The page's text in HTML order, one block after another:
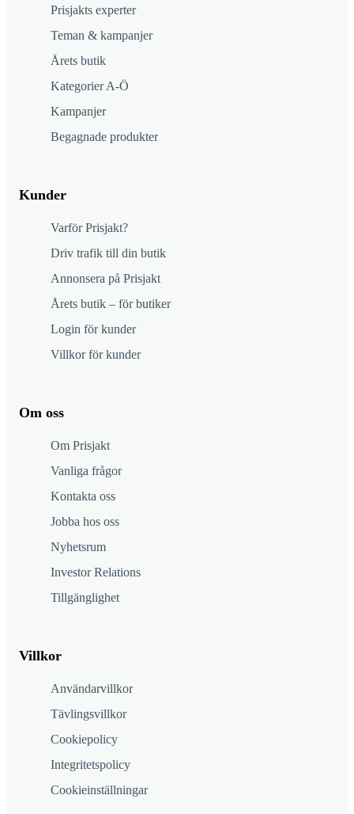
Prisjakts experter
Teman & kampanjer
Årets butik
Kategorier A-Ö
Kampanjer
Begagnade produkter
Kunder
Varför Prisjakt?
Driv trafik till din butik
Annonsera på Prisjakt
Årets butik – för butiker
Login för kunder
Villkor för kunder
Om oss
Om Prisjakt
Vanliga frågor
Kontakta oss
Jobba hos oss
Nyhetsrum
Investor Relations
Tillgänglighet
Villkor
Användarvillkor
Tävlingsvillkor
Cookiepolicy
Integritetspolicy
Cookieinställningar